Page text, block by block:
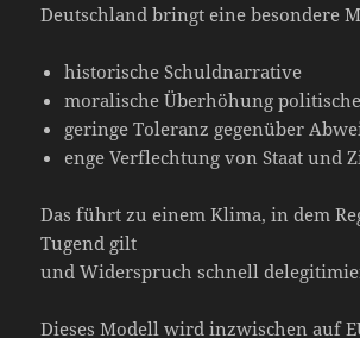
Deutschland bringt eine besondere
historische Schuldnarrative
moralische Überhöhung
geringe Toleranz gegenüber
enge Verflechtung von Staat und
Das führt zu einem Klima, in dem
Tugend gilt
und Widerspruch schnell
Dieses Modell wird inzwischen auf